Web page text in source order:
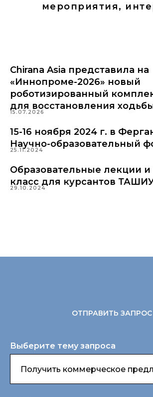
мероприятия,
Chirana Asia представила на
«Иннопроме-2026» новый
роботизированный
для восстановления
15.07.2026
15-16 ноября 2024 г. в
Научно-образовательный
25.11.2024
Образовательные лекции и
класс для курсантов
29.10.2024
ОТПРАВИТЬ ЗАПРОС
Выберите тему запроса